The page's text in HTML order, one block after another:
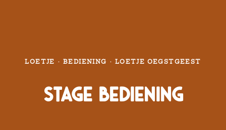
LOETJE · BEDIENING · LOETJE OEGSTGEEST
Stage Bediening